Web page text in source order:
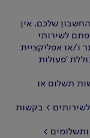
שלכם, אין
לשירותי
ו/או אפליקציית
'פעולות
תשלום או
> בקשות
>